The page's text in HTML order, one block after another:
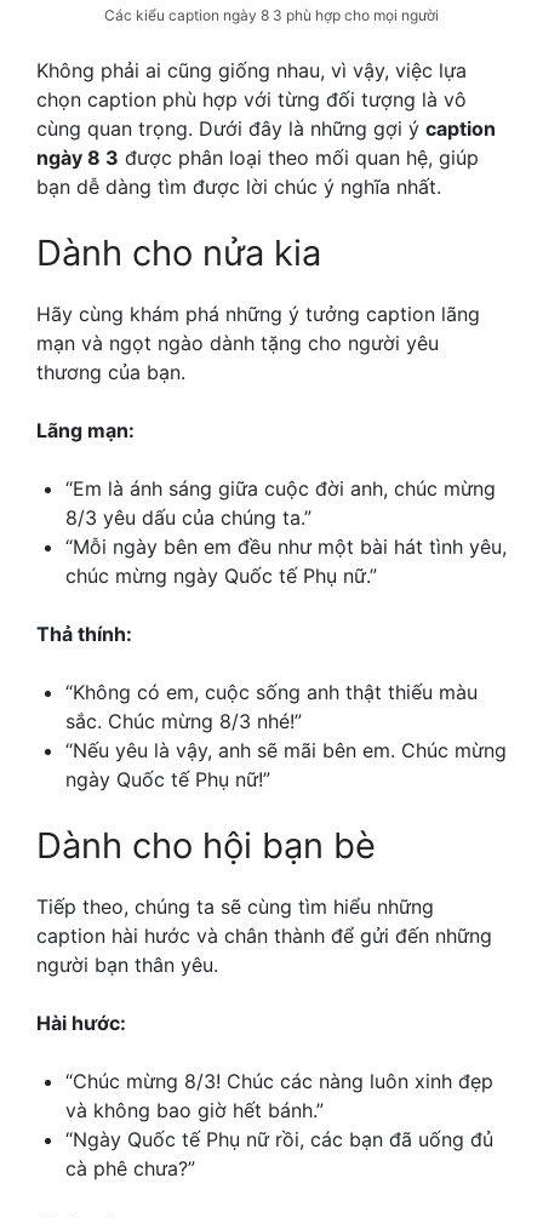
Các kiểu caption ngày 8 3 phù hợp cho mọi người
Không phải ai cũng giống nhau, vì vậy, việc lựa
chọn caption phù hợp với từng đối tượng là vô
cùng quan trọng. Dưới đây là những gợi ý caption
ngày 8 3 được phân loại theo mối quan hệ, giúp
bạn dễ dàng tìm được lời chúc ý nghĩa nhất.
Dành cho nửa kia
Hãy cùng khám phá những ý tưởng caption lãng
mạn và ngọt ngào dành tặng cho người yêu
thương của bạn.
Lãng mạn:
“Em là ánh sáng giữa cuộc đời anh, chúc mừng
8/3 yêu dấu của chúng ta.”
“Mỗi ngày bên em đều như một bài hát tình yêu,
chúc mừng ngày Quốc tế Phụ nữ.”
Thả thính:
“Không có em, cuộc sống anh thật thiếu màu
sắc. Chúc mừng 8/3 nhé!”
“Nếu yêu là vậy, anh sẽ mãi bên em. Chúc mừng
ngày Quốc tế Phụ nữ!”
Dành cho hội bạn bè
Tiếp theo, chúng ta sẽ cùng tìm hiểu những
caption hài hước và chân thành để gửi đến những
người bạn thân yêu.
Hài hước:
“Chúc mừng 8/3! Chúc các nàng luôn xinh đẹp
và không bao giờ hết bánh.”
“Ngày Quốc tế Phụ nữ rồi, các bạn đã uống đủ
cà phê chưa?”